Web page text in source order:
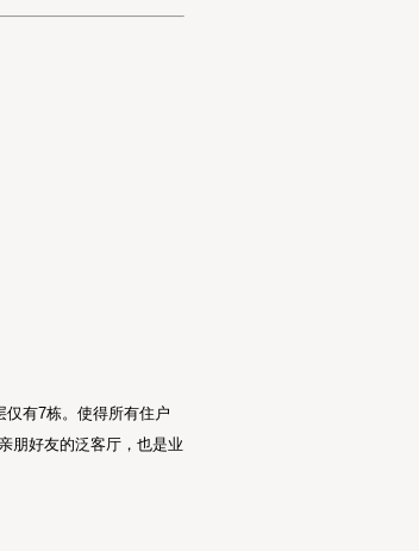
有7栋。使得所有住户
朋好友的泛客厅，也是业